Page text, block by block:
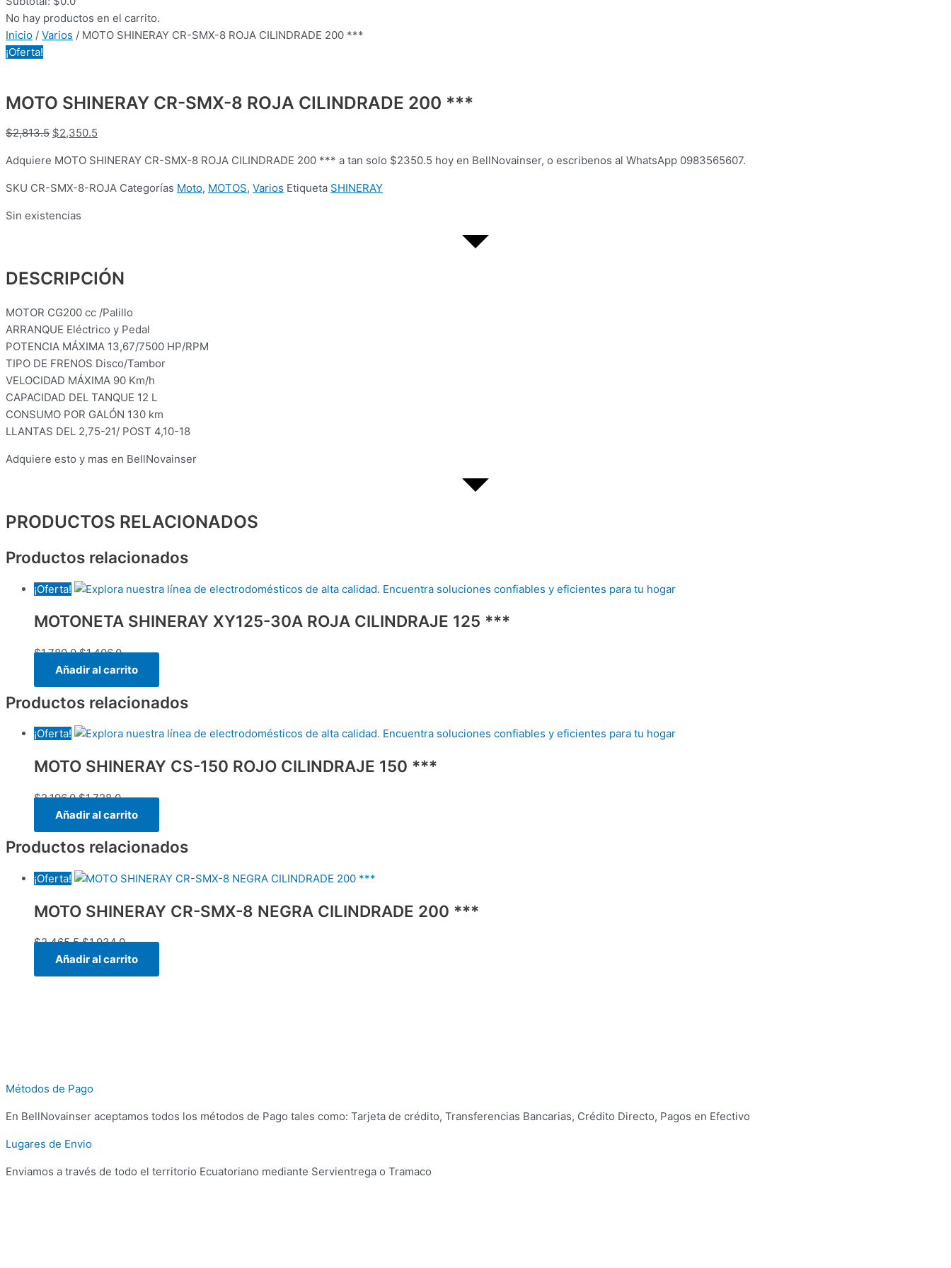
No hay productos en el carrito.
Inicio / Varios / MOTO SHINERAY CR-SMX-8 ROJA CILINDRADE 200 ***
¡Oferta!
MOTO SHINERAY CR-SMX-8 ROJA CILINDRADE 200 ***
$2,813.5 $2,350.5
Adquiere MOTO SHINERAY CR-SMX-8 ROJA CILINDRADE 200 *** a tan solo $2350.5 hoy en BellNovainser, o escribenos al WhatsApp 0983565607.
SKU CR-SMX-8-ROJA Categorías Moto, MOTOS, Varios Etiqueta SHINERAY
Sin existencias
DESCRIPCIÓN
MOTOR CG200 cc /Palillo
ARRANQUE Eléctrico y Pedal
POTENCIA MÁXIMA 13,67/7500 HP/RPM
TIPO DE FRENOS Disco/Tambor
VELOCIDAD MÁXIMA 90 Km/h
CAPACIDAD DEL TANQUE 12 L
CONSUMO POR GALÓN 130 km
LLANTAS DEL 2,75-21/ POST 4,10-18
Adquiere esto y mas en BellNovainser
PRODUCTOS RELACIONADOS
Productos relacionados
¡Oferta!
MOTONETA SHINERAY XY125-30A ROJA CILINDRAJE 125 ***
$1,780.0 $1,406.0
Añadir al carrito
Productos relacionados
¡Oferta!
MOTO SHINERAY CS-150 ROJO CILINDRAJE 150 ***
$2,196.0 $1,728.0
Añadir al carrito
Productos relacionados
¡Oferta!
MOTO SHINERAY CR-SMX-8 NEGRA CILINDRADE 200 ***
$2,465.5 $1,934.0
Añadir al carrito
Métodos de Pago
En BellNovainser aceptamos todos los métodos de Pago tales como: Tarjeta de crédito, Transferencias Bancarias, Crédito Directo, Pagos en Efectivo
Lugares de Envio
Enviamos a través de todo el territorio Ecuatoriano mediante Servientrega o Tramaco